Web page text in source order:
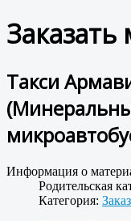
Такси
Информация о
Родительская
Категория: